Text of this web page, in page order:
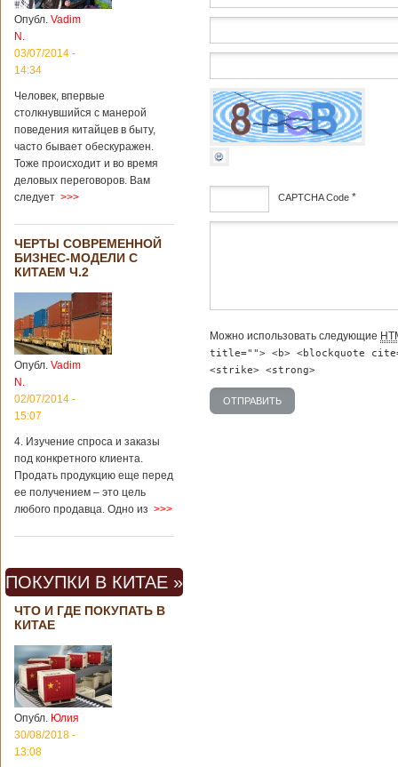
культурных
реликвий. Площадь
участка, на
котором добывали
бирюзу, составляет
квадратных
километров.
Сообщается, что
рудник состоит из
функциональных
Подробнее...
Опубликовано
для туристов
вещи в Китае
Традиции и образ
жизни жителей
Китая существенно
отличаются от
Мы собрали для
вас информацию о
вещах, которые
больше всего
удивляют туристов
в Поднебесной.
Металлодетекторы
не было, да и весь
Китай в этом
отношении
считается
государством. Но в
метрополитене
Шанхая или
Подробнее...
Опубликовано
23/09/2018 - 13:07
В Китае
появился на
свет ребенок
Опубл. Vadim
N.
03/07/2014 -
14:34
Человек, впервые
столкнувшийся с манерой
поведения китайцев в быту,
часто бывает обескуражен.
Тоже происходит и во время
деловых переговоров. Вам
следует >>>
ЧЕРТЫ СОВРЕМЕННОЙ
БИЗНЕС-МОДЕЛИ С
КИТАЕМ Ч.2
Опубл. Vadim
N.
02/07/2014 -
15:07
4. Изучение спроса и заказы
под конкретного клиента.
Продать продукцию еще перед
ее получением – это цель
любого продавца. Одно из >>>
ПОКУПКИ В КИТАЕ »
ЧТО И ГДЕ ПОКУПАТЬ В
КИТАЕ
Опубл. Юлия
30/08/2018 -
13:08
CAPTCHA Code *
Можно использовать следующие
title=""> <b> <blockquote
<strike> <strong>